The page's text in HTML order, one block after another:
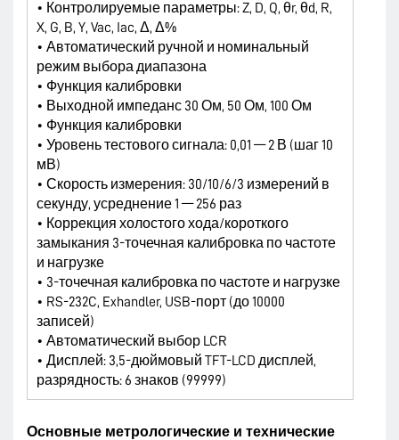
• Контролируемые параметры: Z, D, Q, θr, θd, R,
X, G, B, Y, Vac, Iac, Δ, Δ%
• Автоматический ручной и номинальный
режим выбора диапазона
• Функция калибровки
• Выходной импеданс 30 Ом, 50 Ом, 100 Ом
• Функция калибровки
• Уровень тестового сигнала: 0,01 — 2 В (шаг 10
мВ)
• Скорость измерения: 30/10/6/3 измерений в
секунду, усреднение 1 — 256 раз
• Коррекция холостого хода/короткого
замыкания 3-точечная калибровка по частоте
и нагрузке
• 3-точечная калибровка по частоте и нагрузке
• RS-232C, Exhandler, USB-порт (до 10000
записей)
• Автоматический выбор LCR
• Дисплей: 3,5-дюймовый TFT-LCD дисплей,
разрядность: 6 знаков (99999)
Основные метрологические и технические